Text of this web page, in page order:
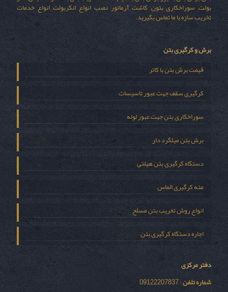
بولت, سوراخکاری بتون, کاشت آرماتور, نصب انواع انکربولت, انواع خدمات
تخریب سازه با ما تماس بگیرید.
برش و کرگیری بتن
قیمت برش بتن با کاتر
کرگیری سقف جهت عبور تاسیسات
سوراخکاری بتن جهت عبور لوله
برش بتن میلگرد دار
دستگاه کرگیری بتن هیلتی
مته کرگیری الماس
انواع روش تخریب بتن مسلح
اجاره دستگاه کرگیری بتن
دفتر مرکزی
شماره تلفن: 09122207837